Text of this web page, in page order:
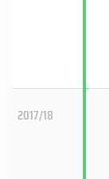
2017/18